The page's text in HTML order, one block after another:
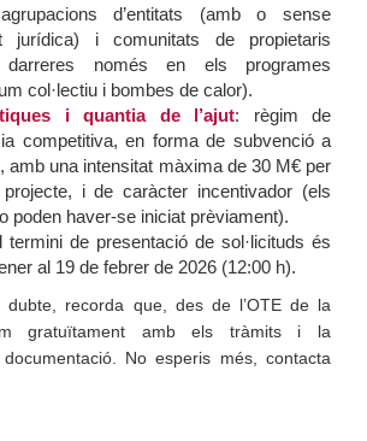
d’entitats (amb o sense
jurídica) i comunitats de propietaris
darreres només en els programes
col·lectiu i bombes de calor).
i quantia de l’ajut: règim de
competitiva, en forma de subvenció a
, amb una intensitat màxima de 30 M€per
projecte, i decaràcter incentivador (els
poden haver-se iniciat prèviament).
termini de presentació de sol·licituds és
al 19 de febrer de 2026 (12:00 h).
dubte, recorda que, des de l’OTE de la
gratuïtament amb els tràmits i la
No esperis més, contacta